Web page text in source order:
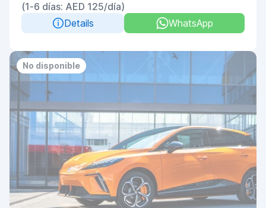
(1-6 días: AED 125/día)
Details
WhatsApp
No disponible